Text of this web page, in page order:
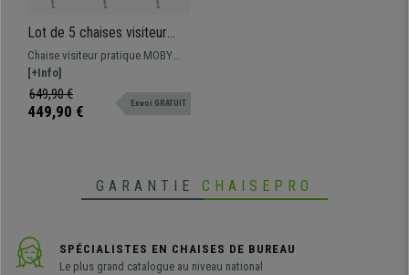
Lot de 5 chaises visiteur
MOBY BASE, Commode et
Pratique, Prix Incroyable,
Rouge et Piétement
Chromé
Chaise visiteur pratique MOBY
BASE, c'est la chaise visiteur par
excellence avec des lignes
classiques pour que les clients
[+Info]
649,90 €
449,90 € Envoi GRATUIT
GARANTIE CHAISEPRO
SPÉCIALISTES EN CHAISES DE BUREAU
Le plus grand catalogue au niveau national